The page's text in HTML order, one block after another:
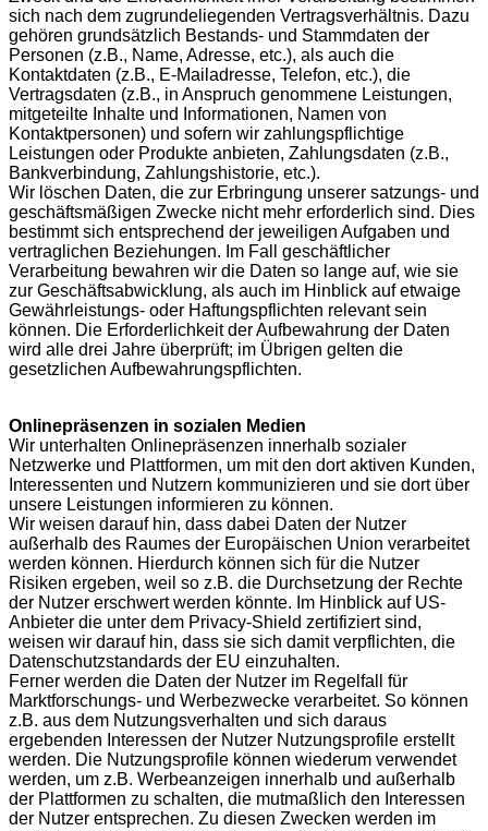
sich nach dem zugrundeliegenden Vertragsverhältnis. Dazu
gehören grundsätzlich Bestands- und Stammdaten der
Personen (z.B., Name, Adresse, etc.), als auch die
Kontaktdaten (z.B., E-Mailadresse, Telefon, etc.), die
Vertragsdaten (z.B., in Anspruch genommene Leistungen,
mitgeteilte Inhalte und Informationen, Namen von
Kontaktpersonen) und sofern wir zahlungspflichtige
Leistungen oder Produkte anbieten, Zahlungsdaten (z.B.,
Bankverbindung, Zahlungshistorie, etc.).
Wir löschen Daten, die zur Erbringung unserer satzungs- und
geschäftsmäßigen Zwecke nicht mehr erforderlich sind. Dies
bestimmt sich entsprechend der jeweiligen Aufgaben und
vertraglichen Beziehungen. Im Fall geschäftlicher
Verarbeitung bewahren wir die Daten so lange auf, wie sie
zur Geschäftsabwicklung, als auch im Hinblick auf etwaige
Gewährleistungs- oder Haftungspflichten relevant sein
können. Die Erforderlichkeit der Aufbewahrung der Daten
wird alle drei Jahre überprüft; im Übrigen gelten die
gesetzlichen Aufbewahrungspflichten.
Onlinepräsenzen in sozialen Medien
Wir unterhalten Onlinepräsenzen innerhalb sozialer
Netzwerke und Plattformen, um mit den dort aktiven Kunden,
Interessenten und Nutzern kommunizieren und sie dort über
unsere Leistungen informieren zu können.
Wir weisen darauf hin, dass dabei Daten der Nutzer
außerhalb des Raumes der Europäischen Union verarbeitet
werden können. Hierdurch können sich für die Nutzer
Risiken ergeben, weil so z.B. die Durchsetzung der Rechte
der Nutzer erschwert werden könnte. Im Hinblick auf US-
Anbieter die unter dem Privacy-Shield zertifiziert sind,
weisen wir darauf hin, dass sie sich damit verpflichten, die
Datenschutzstandards der EU einzuhalten.
Ferner werden die Daten der Nutzer im Regelfall für
Marktforschungs- und Werbezwecke verarbeitet. So können
z.B. aus dem Nutzungsverhalten und sich daraus
ergebenden Interessen der Nutzer Nutzungsprofile erstellt
werden. Die Nutzungsprofile können wiederum verwendet
werden, um z.B. Werbeanzeigen innerhalb und außerhalb
der Plattformen zu schalten, die mutmaßlich den Interessen
der Nutzer entsprechen. Zu diesen Zwecken werden im